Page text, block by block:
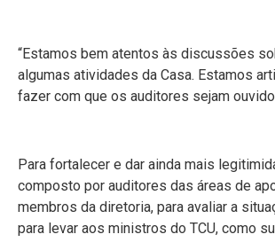
“Estamos bem atentos às discussões
algumas atividades da Casa. Estamos
fazer com que os auditores sejam
Para fortalecer e dar ainda mais
composto por auditores das áreas de
membros da diretoria, para avaliar a
para levar aos ministros do TCU, como